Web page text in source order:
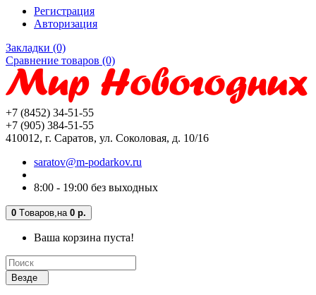
Регистрация
Авторизация
Закладки (0)
Сравнение товаров (0)
+7 (8452) 34-51-55
+7 (905) 384-51-55
410012, г. Саратов, ул. Соколовая, д. 10/16
saratov@m-podarkov.ru
8:00 - 19:00 без выходных
0 Tоваров, на 0 р.
Ваша корзина пуста!
Везде